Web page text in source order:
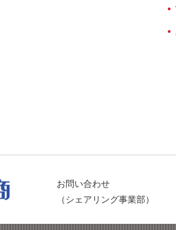
お問い合わせ
（シェアリング事業部）